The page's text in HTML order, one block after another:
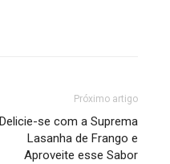
Próximo artigo
Delicie-se com a Suprema
Lasanha de Frango e
Aproveite esse Sabor